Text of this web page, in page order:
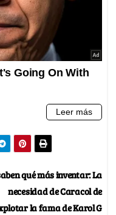
qué más inventar: La
necesidad de Caracol de
la fama de Karol G